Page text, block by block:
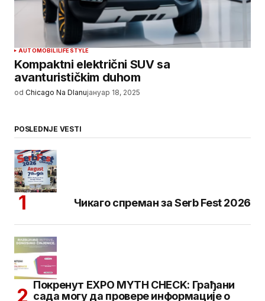
AUTOMOBILI LIFESTYLE
Kompaktni električni SUV sa
avanturističkim duhom
od Chicago Na Dlanuјануар 18, 2025
POSLEDNJE VESTI
Чикаго спреман за Serb Fest 2026
Покренут EXPO MYTH CHECK: Грађани
сада могу да провере информације о